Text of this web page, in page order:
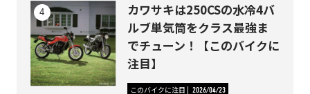
カワサキは250CSの水冷4バ
ルブ単気筒をクラス最強ま
でチューン！【このバイクに
注目】
このバイクに注目 2026/04/23